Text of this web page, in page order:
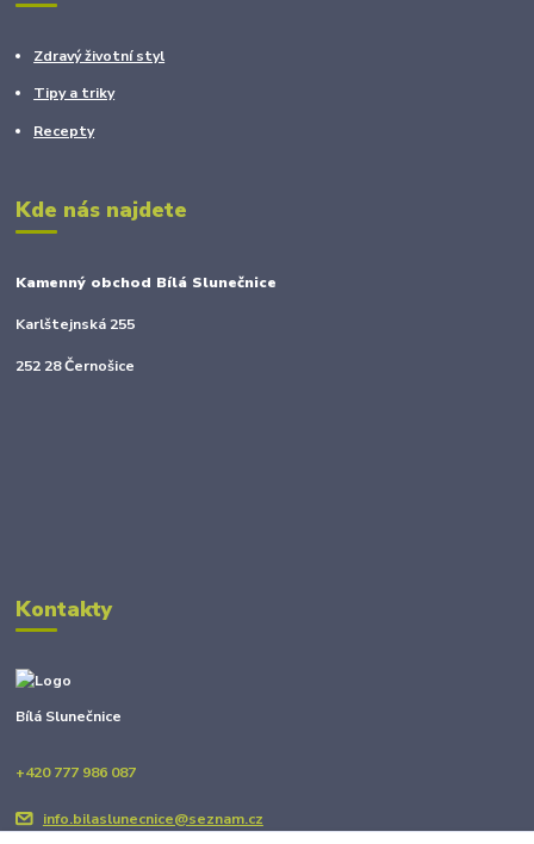
Zdravý životní styl
Tipy a triky
Recepty
Kde nás najdete
Kamenný obchod Bílá Slunečnice
Karlštejnská 255
252 28 Černošice
Kontakty
Bílá Slunečnice
+420 777 986 087
info.bilaslunecnice@seznam.cz